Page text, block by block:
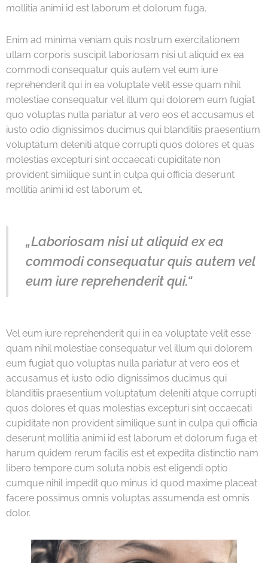
mollitia animi id est laborum et dolorum fuga.
Enim ad minima veniam quis nostrum exercitationem
ullam corporis suscipit laboriosam nisi ut aliquid ex ea
commodi consequatur quis autem vel eum iure
reprehenderit qui in ea voluptate velit esse quam nihil
molestiae consequatur vel illum qui dolorem eum fugiat
quo voluptas nulla pariatur at vero eos et accusamus et
iusto odio dignissimos ducimus qui blanditiis praesentium
voluptatum deleniti atque corrupti quos dolores et quas
molestias excepturi sint occaecati cupiditate non
provident similique sunt in culpa qui officia deserunt
mollitia animi id est laborum et.
„Laboriosam nisi ut aliquid ex ea
commodi consequatur quis autem vel
eum iure reprehenderit qui.“
Vel eum iure reprehenderit qui in ea voluptate velit esse
quam nihil molestiae consequatur vel illum qui dolorem
eum fugiat quo voluptas nulla pariatur at vero eos et
accusamus et iusto odio dignissimos ducimus qui
blanditiis praesentium voluptatum deleniti atque corrupti
quos dolores et quas molestias excepturi sint occaecati
cupiditate non provident similique sunt in culpa qui officia
deserunt mollitia animi id est laborum et dolorum fuga et
harum quidem rerum facilis est et expedita distinctio nam
libero tempore cum soluta nobis est eligendi optio
cumque nihil impedit quo minus id quod maxime placeat
facere possimus omnis voluptas assumenda est omnis
dolor.